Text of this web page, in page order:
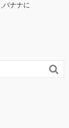
バナナに
